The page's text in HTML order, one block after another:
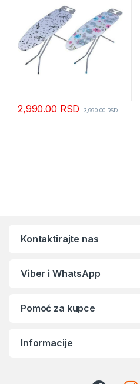
2,990.00 RSD 3,990.00RSD
Kontaktirajte nas
Viber i WhatsApp
Pomoć za kupce
Informacije